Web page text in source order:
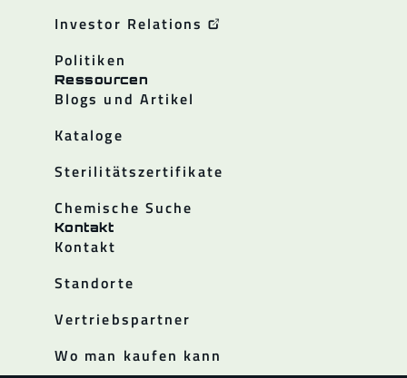
Investor Relations
Politiken
Ressourcen
Blogs und Artikel
Kataloge
Sterilitätszertifikate
Chemische Suche
Kontakt
Kontakt
Standorte
Vertriebspartner
Wo man kaufen kann